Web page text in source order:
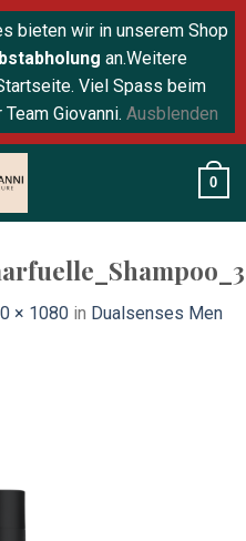
bieten wir in unserem Shop
an.Weitere
Viel Spass beim
Giovanni. Ausblenden
0
× 1080 in Dualsenses Men